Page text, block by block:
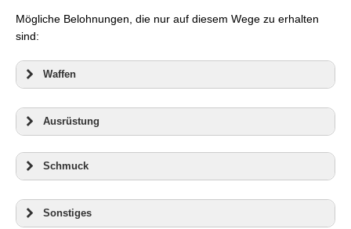
Mögliche Belohnungen, die nur auf diesem Wege zu erhalten
sind:
Waffen
Ausrüstung
Schmuck
Sonstiges